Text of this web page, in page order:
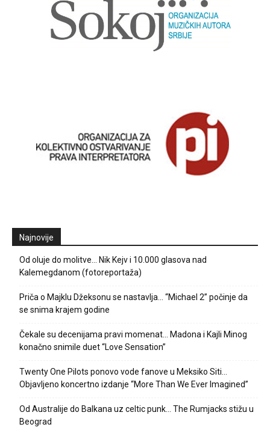
Najnovije
Od oluje do molitve… Nik Kejv i 10.000 glasova nad
Kalemegdanom (fotoreportaža)
Priča o Majklu Džeksonu se nastavlja… “Michael 2” počinje da
se snima krajem godine
Čekale su decenijama pravi momenat… Madona i Kajli Minog
konačno snimile duet “Love Sensation”
Twenty One Pilots ponovo vode fanove u Meksiko Siti…
Objavljeno koncertno izdanje “More Than We Ever Imagined”
Od Australije do Balkana uz celtic punk… The Rumjacks stižu u
Beograd